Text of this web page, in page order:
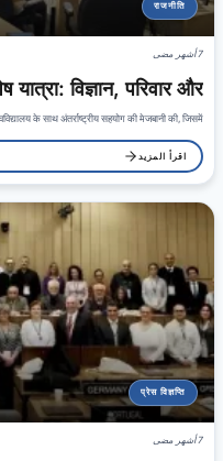
राजनीति
7 أشهر مضى
विज्ञान, परिवार और…
के साथ अंतर्राष्ट्रीय सहयोग की मेजबानी की, जिसमें…
اقرأ المزيد
प्रेस विज्ञप्ति
7 أشهر مضى